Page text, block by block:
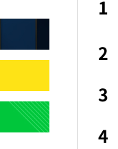
자친구와 열애 "결혼
서 10대가 40대 친
싶어 이혼…애 못
1
2
3
4